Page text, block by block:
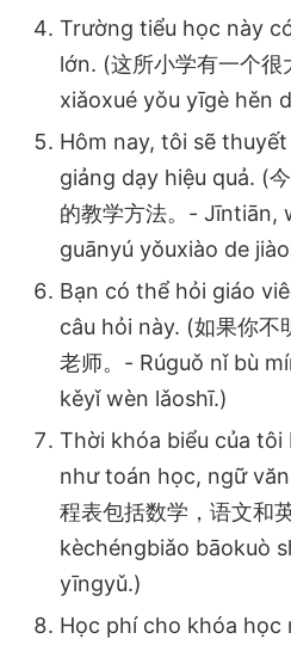
Trường tiểu học này
lớn. (这所小学有一个
xiǎoxué yǒu yīgè hěn
Hôm nay, tôi sẽ
giảng dạy hiệu quả. (
的教学方法。- Jīntiān,
guānyú yǒuxiào de
Bạn có thể hỏi giáo
câu hỏi này. (如果你不
老师。- Rúguǒ nǐ bù
kěyǐ wèn lǎoshī.)
Thời khóa biểu của
như toán học, ngữ
程表包括数学，语文和
kèchéngbiǎo bāokuò
yīngyǔ.)
Học phí cho khóa học